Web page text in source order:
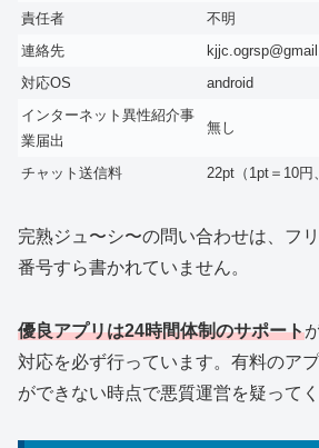
責任者
不明
連絡先
対応OS
android
インターネット異性紹介事
業届出
無し
チャット送信料 22pt（1pt＝10円
完熟ジュ〜シ〜の問い合わせは、フ
番号すら書かれていません。
優良アプリは24時間体制のサポート
対応を必ず行っています。有料のア
ができない時点で悪質運営を疑ってく